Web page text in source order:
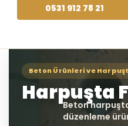
0531 912 78 21